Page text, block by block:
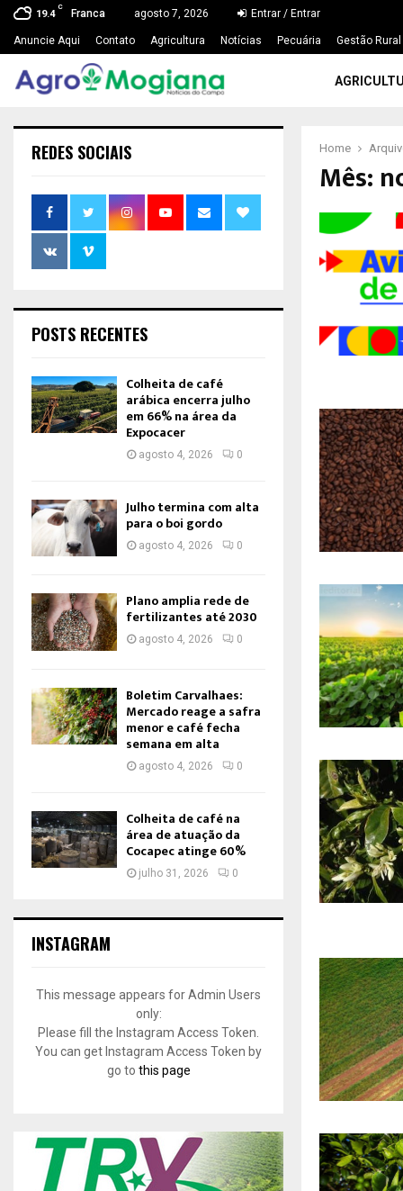
19.4
C
Franca agosto 7, 2026 Entrar / Entrar
Anuncie Aqui Contato Agricultura Notícias Pecuária Gestão Rural
Home
Mês:
REDES SOCIAIS
POSTS RECENTES
Colheita de café
arábica encerra julho
em 66% na área da
Expocacer
agosto 4, 2026 0
Julho termina com alta
para o boi gordo
agosto 4, 2026 0
Plano amplia rede de
fertilizantes até 2030
agosto 4, 2026 0
Boletim Carvalhaes:
Mercado reage a safra
menor e café fecha
semana em alta
agosto 4, 2026 0
Colheita de café na
área de atuação da
Cocapec atinge 60%
julho 31, 2026 0
INSTAGRAM
This message appears for Admin Users
only:
Please fill the Instagram Access Token.
You can get Instagram Access Token by
go to this page